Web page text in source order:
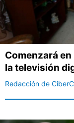
Comenzará
la televisión
Redacción de